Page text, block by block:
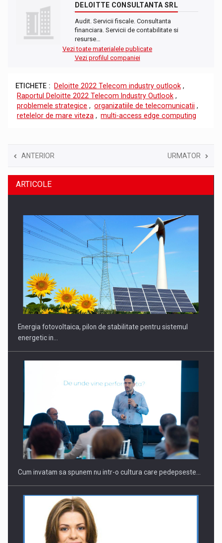
DELOITTE CONSULTANTA SRL
Audit. Servicii fiscale. Consultanta
financiara. Servicii de contabilitate si
resurse…
Vezi toate materialele publicate
Vezi profilul companiei
ETICHETE : Deloitte 2022 Telecom industry outlook ,
Raportul Deloitte 2022 Telecom Industry Outlook ,
problemele strategice , organizatiile de telecomunicatii ,
retelelor de mare viteza , multi-access edge computing
ANTERIOR URMATOR
ARTICOLE
Energia fotovoltaica, pilon de stabilitate pentru sistemul
energetic in…
Cum invatam sa spunem nu intr-o cultura care pedepseste…